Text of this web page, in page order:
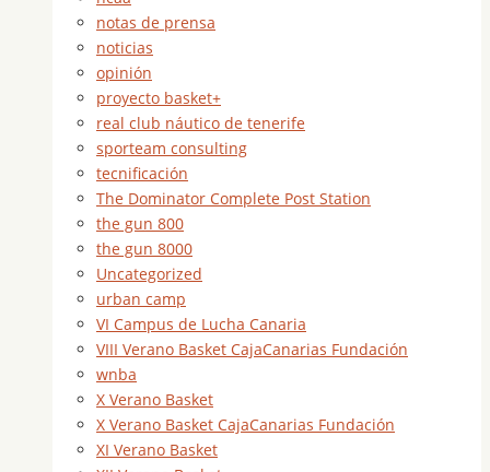
notas de prensa
noticias
opinión
proyecto basket+
real club náutico de tenerife
sporteam consulting
tecnificación
The Dominator Complete Post Station
the gun 800
the gun 8000
Uncategorized
urban camp
VI Campus de Lucha Canaria
VIII Verano Basket CajaCanarias Fundación
wnba
X Verano Basket
X Verano Basket CajaCanarias Fundación
XI Verano Basket